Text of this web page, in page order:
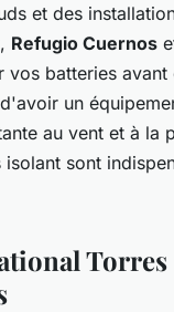
et des
, Refugio Cuernos
batteries
un
au vent et à la
sont